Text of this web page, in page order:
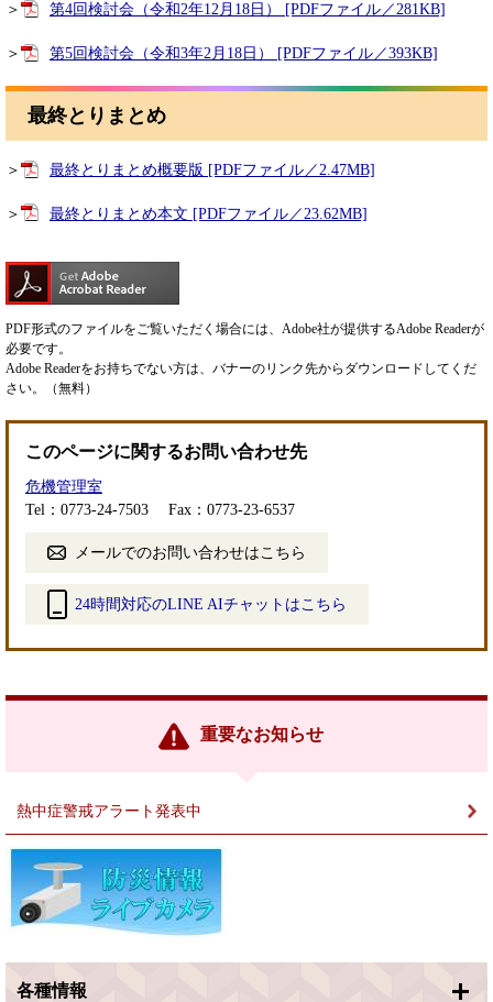
＞ 第4回検討会（令和2年12月18日） [PDFファイル／281KB]
＞ 第5回検討会（令和3年2月18日） [PDFファイル／393KB]
最終とりまとめ
＞ 最終とりまとめ概要版 [PDFファイル／2.47MB]
＞ 最終とりまとめ本文 [PDFファイル／23.62MB]
PDF形式のファイルをご覧いただく場合には、Adobe社が提供するAdobe Readerが
必要です。
Adobe Readerをお持ちでない方は、バナーのリンク先からダウンロードしてくだ
さい。（無料）
このページに関するお問い合わせ先
危機管理室
Tel：0773-24-7503
Fax：0773-23-6537
メールでのお問い合わせはこちら
24時間対応のLINE AIチャットはこちら
リ
重要なお知らせ
熱中症警戒アラート発表中
各種情報